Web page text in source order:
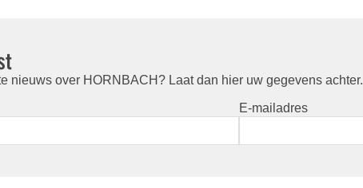
nieuws over HORNBACH? Laat dan hier uw gegevens achter.
E-mailadres